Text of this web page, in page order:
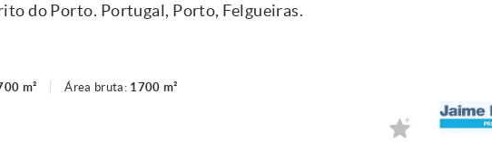
do Porto. Portugal, Porto, Felgueiras.
m² Área bruta: 1700 m²